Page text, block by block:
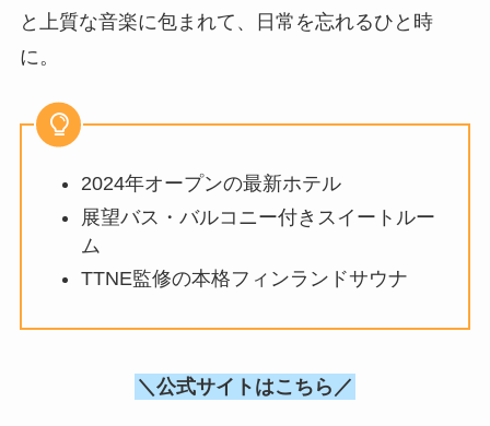
と上質な音楽に包まれて、日常を忘れるひと時
に。
2024年オープンの最新ホテル
展望バス・バルコニー付きスイートルー
ム
TTNE監修の本格フィンランドサウナ
＼公式サイトはこちら／